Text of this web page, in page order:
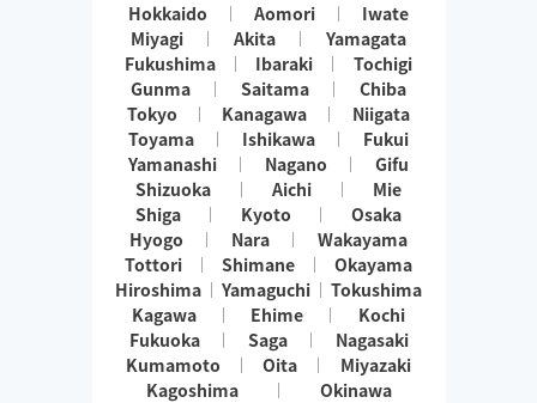
Hokkaido Aomori
Iwate
Miyagi
Akita
Yamagata
Fukushima
Ibaraki
Tochigi
Gunma
Saitama
Chiba
Tokyo
Kanagawa
Niigata
Toyama
Ishikawa
Fukui
Yamanashi
Nagano
Gifu
Shizuoka
Aichi
Mie
Shiga
Kyoto
Osaka
Hyogo
Nara
Wakayama
Tottori
Shimane
Okayama
Hiroshima
Yamaguchi
Tokushima
Kagawa
Ehime
Kochi
Fukuoka
Saga
Nagasaki
Kumamoto
Oita
Miyazaki
Kagoshima
Okinawa